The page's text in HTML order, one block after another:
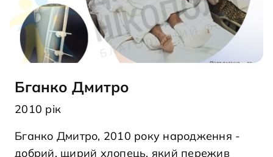
Бганко Дмитро
2010 рік
Бганко Дмитро, 2010 року народження -
добрий, щирий хлопець, який пережив